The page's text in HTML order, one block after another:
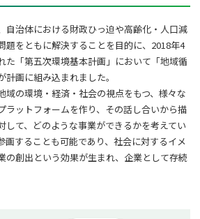
自治体における財政ひっ迫や高齢化・人口減
をともに解決することを目的に、 2018年4
た「第五次環境基本計画」において「地域循
画に組み込まれました。
の環境・経済・社会の視点をもつ、様々な
ラットフォームを作り、その話し合いから描
して、どのような事業ができるかを考えてい
画することも可能であり、社会に対するイメ
の創出という効果が生まれ、企業として存続